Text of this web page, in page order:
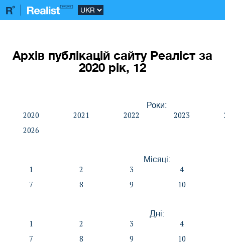
Архів публікацій сайту Реаліст за
2020 рік, 12
Роки:
2020 2021 2022 2023
2026
Місяці:
1 2 3
4
7
8 9 10
Дні:
1 2 3
4
7
8 9
10